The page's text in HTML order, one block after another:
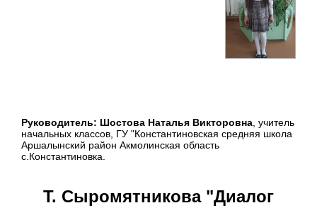
Руководитель: Шостова Наталья Викторовна , учитель
начальных классов, ГУ "Константиновская средняя школа
Аршалынский район Акмолинская область
с.Константиновка.
Т. Сыромятникова "Диалог